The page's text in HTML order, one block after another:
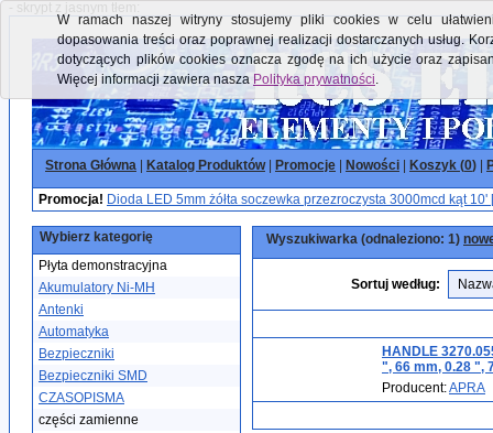
- skrypt z jasnym tłem:
Strona Główna Katalog Produktów| Promocje Nowości Koszyk (0)
Promocja! Dioda LED 5mm żółta soczewka przezroczysta 3000mcd kąt
Wybierz kategorię
Płyta demonstracyjna
Akumulatory Ni-MH
Antenki
Automatyka
Bezpieczniki
Bezpieczniki SMD
CZASOPISMA
części zamienne
Wyszukiwarka (odnaleziono: 1)
Sortuj według:
HANDLE
", 66 mm, 0.28 ",
Producent:APRA
W ramach naszej witryny stosujemy pliki cookies w celu
dopasowania treści oraz poprawnej realizacji dostarczanych usług.
dotyczących plików cookies oznacza zgodę na ich użycie oraz
Więcej informacji zawiera nasza Polityka prywatności.